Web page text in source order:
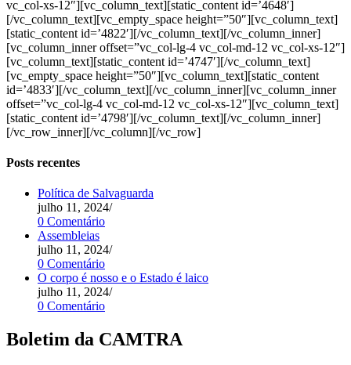
vc_col-xs-12″][vc_column_text][static_content id=’4648′]
[/vc_column_text][vc_empty_space height=”50″][vc_column_text]
[static_content id=’4822′][/vc_column_text][/vc_column_inner]
[vc_column_inner offset=”vc_col-lg-4 vc_col-md-12 vc_col-xs-12″]
[vc_column_text][static_content id=’4747′][/vc_column_text]
[vc_empty_space height=”50″][vc_column_text][static_content
id=’4833′][/vc_column_text][/vc_column_inner][vc_column_inner
offset=”vc_col-lg-4 vc_col-md-12 vc_col-xs-12″][vc_column_text]
[static_content id=’4798′][/vc_column_text][/vc_column_inner]
[/vc_row_inner][/vc_column][/vc_row]
Posts recentes
Política de Salvaguarda
julho 11, 2024/
0 Comentário
Assembleias
julho 11, 2024/
0 Comentário
O corpo é nosso e o Estado é laico
julho 11, 2024/
0 Comentário
Boletim da CAMTRA